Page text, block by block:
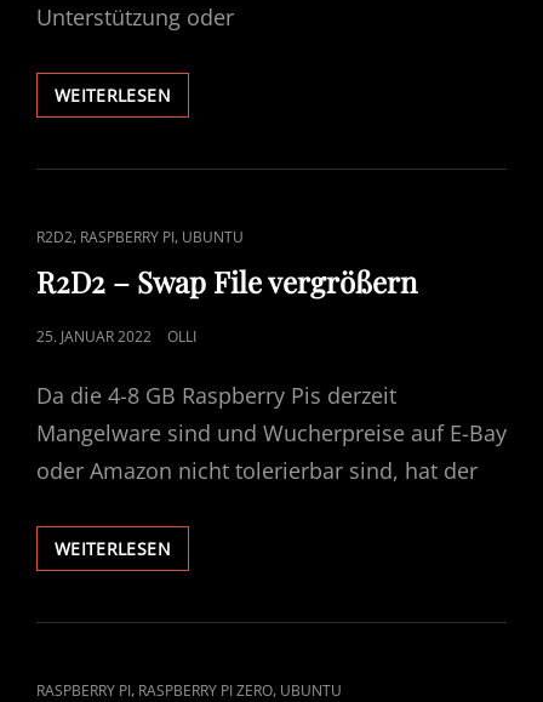
Unterstützung oder
WEITERLESENUBUNTU
20.04
RASPBERRY
ROS2,
BLUETOOTH,
I2C
KAMERAUNTERSTÜTZUNG
CAT
LINKS
R2D2, RASPBERRY PI, UBUNTU
R2D2 – Swap File vergrößern
POSTED
25. JANUAR 2022 OLLI
Da die 4-8 GB Raspberry Pis derzeit
Mangelware sind und Wucherpreise auf E-Bay
oder Amazon nicht tolerierbar sind, hat der
WEITERLESENR2D2
–
FILE
CAT
RASPBERRY PI, RASPBERRY PI ZERO, UBUNTU